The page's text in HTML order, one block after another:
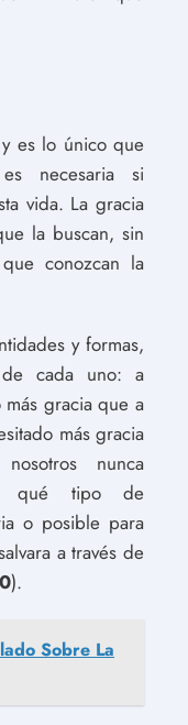
es lo único que
necesaria si
vida. La gracia
la buscan, sin
conozcan la
y formas,
cada uno: a
gracia que a
más gracia
nunca
qué tipo de
o posible para
a través de
).
Sobre La